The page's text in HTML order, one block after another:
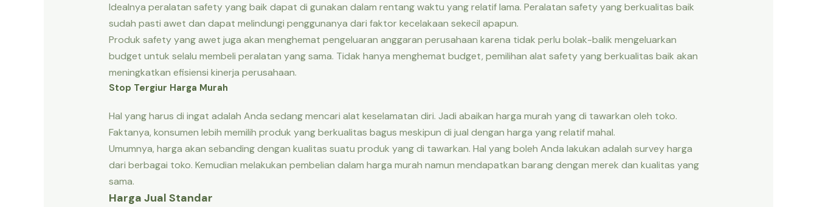
Idealnya peralatan safety yang baik dapat di gunakan dalam rentang waktu yang relatif lama. Peralatan safety yang berkualitas baik
sudah pasti awet dan dapat melindungi penggunanya dari faktor kecelakaan sekecil apapun.
Produk safety yang awet juga akan menghemat pengeluaran anggaran perusahaan karena tidak perlu bolak-balik mengeluarkan
budget untuk selalu membeli peralatan yang sama. Tidak hanya menghemat budget, pemilihan alat safety yang berkualitas baik akan
meningkatkan efisiensi kinerja perusahaan.
Stop Tergiur Harga Murah
Hal yang harus di ingat adalah Anda sedang mencari alat keselamatan diri. Jadi abaikan harga murah yang di tawarkan oleh toko.
Faktanya, konsumen lebih memilih produk yang berkualitas bagus meskipun di jual dengan harga yang relatif mahal.
Umumnya, harga akan sebanding dengan kualitas suatu produk yang di tawarkan. Hal yang boleh Anda lakukan adalah survey harga
dari berbagai toko. Kemudian melakukan pembelian dalam harga murah namun mendapatkan barang dengan merek dan kualitas yang
sama.
Harga Jual Standar